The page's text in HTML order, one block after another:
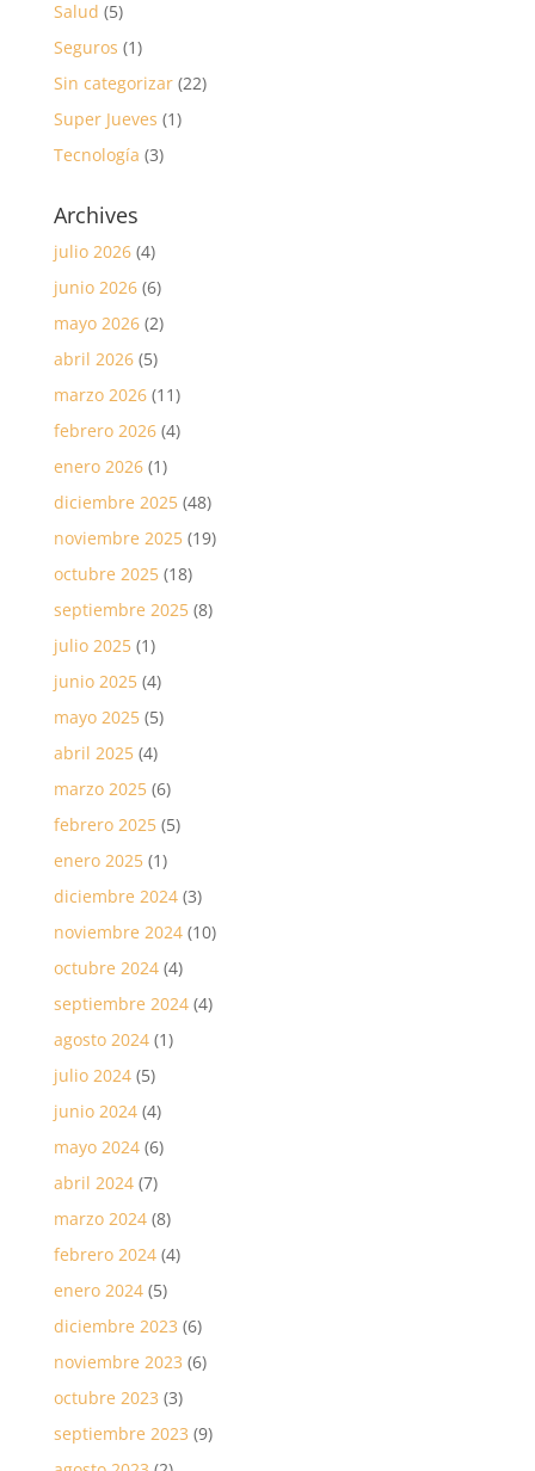
Salud (5)
Seguros (1)
Sin categorizar(22)
Super Jueves (1)
Tecnología (3)
Archives
julio 2026(4)
junio 2026(6)
mayo 2026(2)
abril 2026(5)
marzo 2026(11)
febrero 2026(4)
enero 2026(1)
diciembre 2025(48)
noviembre 2025(19)
octubre 2025(18)
septiembre 2025(8)
julio 2025(1)
junio 2025(4)
mayo 2025(5)
abril 2025(4)
marzo 2025(6)
febrero 2025(5)
enero 2025(1)
diciembre 2024(3)
noviembre 2024(10)
octubre 2024(4)
septiembre 2024(4)
agosto 2024(1)
julio 2024(5)
junio 2024(4)
mayo 2024(6)
abril 2024(7)
marzo 2024(8)
febrero 2024(4)
enero 2024(5)
diciembre 2023 (6)
noviembre 2023 (6)
octubre 2023 (3)
septiembre 2023 (9)